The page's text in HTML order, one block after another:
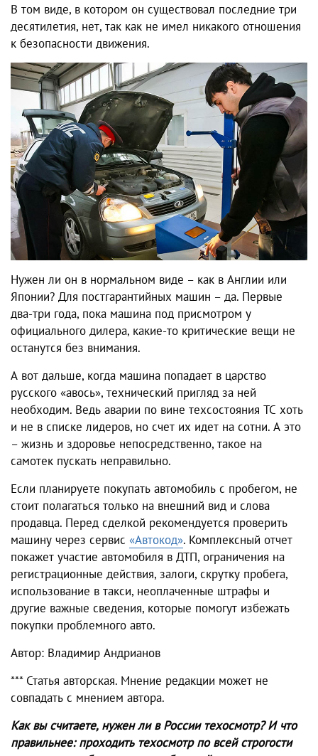
В том виде, в котором он существовал последние три
десятилетия, нет, так как не имел никакого отношения
к безопасности движения.
Нужен ли он в нормальном виде – как в Англии или
Японии? Для постгарантийных машин – да. Первые
два-три года, пока машина под присмотром у
официального дилера, какие-то критические вещи не
останутся без внимания.
А вот дальше, когда машина попадает в царство
русского «авось», технический пригляд за ней
необходим. Ведь аварии по вине техсостояния ТС хоть
и не в списке лидеров, но счет их идет на сотни. А это
– жизнь и здоровье непосредственно, такое на
самотек пускать неправильно.
Если планируете покупать автомобиль с пробегом, не
стоит полагаться только на внешний вид и слова
продавца. Перед сделкой рекомендуется проверить
машину через сервис «Автокод». Комплексный отчет
покажет участие автомобиля в ДТП, ограничения на
регистрационные действия, залоги, скрутку пробега,
использование в такси, неоплаченные штрафы и
другие важные сведения, которые помогут избежать
покупки проблемного авто.
Автор: Владимир Андрианов
*** Статья авторская. Мнение редакции может не
совпадать с мнением автора.
Как вы считаете, нужен ли в России техосмотр? И что
правильнее: проходить техосмотр по всей строгости